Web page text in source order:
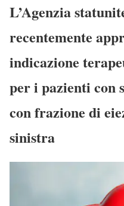
L’Agenzia
recentemente
indicazione
per i pazienti con
con frazione di
sinistra